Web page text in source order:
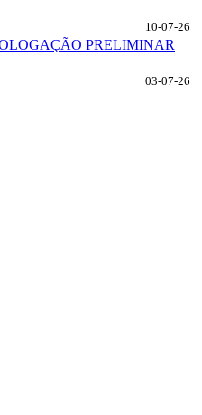
10-07-26
PRELIMINAR
03-07-26